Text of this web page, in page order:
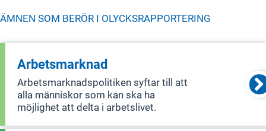
ÄMNEN SOM BERÖR I OLYCKSRAPPORTERING
Arbetsmarknad
Arbetsmarknadspolitiken syftar till att
alla människor som kan ska ha
möjlighet att delta i arbetslivet.